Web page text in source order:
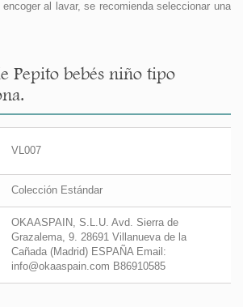
al lavar, se recomienda seleccionar una
Pepito bebés niño tipo
VL007
Colección Estándar
OKAASPAIN, S.L.U. Avd. Sierra de
Grazalema, 9. 28691 Villanueva de la
Cañada (Madrid) ESPAÑA Email:
info@okaaspain.com B86910585